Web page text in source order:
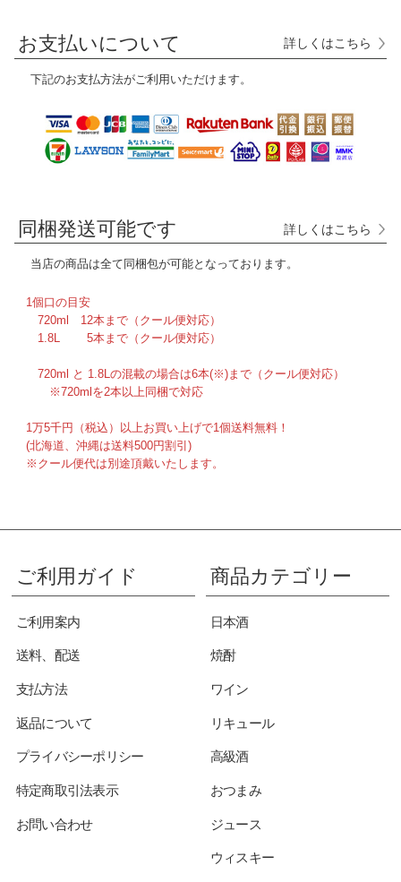
お支払いについて 詳しくはこちら
下記のお支払方法がご利用いただけます。
同梱発送可能です 詳しくはこちら
当店の商品は全て 同梱包が可能となっております。
1個口の目安
720ml 12本まで（クール便対応）
1.8L 5本まで（クール便対応）
720ml と 1.8Lの混載の場合は6本(※)まで（クール便対応）
※720mlを2本以上同梱で対応
1万5千円（税込）以上お買い上げで1個送料無料！
(北海道、沖縄は送料500円割引)
※クール便代は別途頂戴いたします。
ご利用ガイド
ご利用案内
送料、配送
支払方法
返品について
プライバシーポリシー
特定商取引法表示
お問い合わせ
商品カテゴリー
日本酒
焼酎
ワイン
リキュール
高級酒
おつまみ
ジュース
ウィスキー